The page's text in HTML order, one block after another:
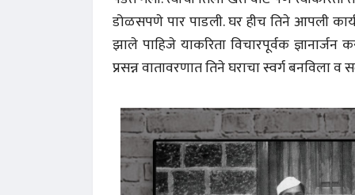
डोळसपणे पार पाडली. घर हीच तिने आपली
झाले पाहिजे याकरिता विचारपूर्वक
प्रसन्न वातावरणात तिने घराचा स्वर्ग बनविला